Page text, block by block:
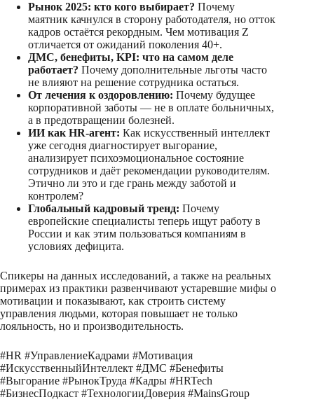
Рынок 2025: кто кого выбирает? Почему
маятник качнулся в сторону работодателя, но отток
кадров остаётся рекордным. Чем мотивация Z
отличается от ожиданий поколения 40+.
ДМС, бенефиты, KPI: что на самом деле
работает? Почему дополнительные льготы часто
не влияют на решение сотрудника остаться.
От лечения к оздоровлению: Почему будущее
корпоративной заботы — не в оплате больничных,
а в предотвращении болезней.
ИИ как HR-агент: Как искусственный интеллект
уже сегодня диагностирует выгорание,
анализирует психоэмоциональное состояние
сотрудников и даёт рекомендации руководителям.
Этично ли это и где грань между заботой и
контролем?
Глобальный кадровый тренд: Почему
европейские специалисты теперь ищут работу в
России и как этим пользоваться компаниям в
условиях дефицита.
Спикеры на данных исследований, а также на реальных
примерах из практики развенчивают устаревшие мифы о
мотивации и показывают, как строить систему
управления людьми, которая повышает не только
лояльность, но и производительность.
#HR #УправлениеКадрами #Мотивация
#ИскусственныйИнтеллект #ДМС #Бенефиты
#Выгорание #РынокТруда #Кадры #HRTech
#БизнесПодкаст #ТехнологииДоверия #MainsGroup